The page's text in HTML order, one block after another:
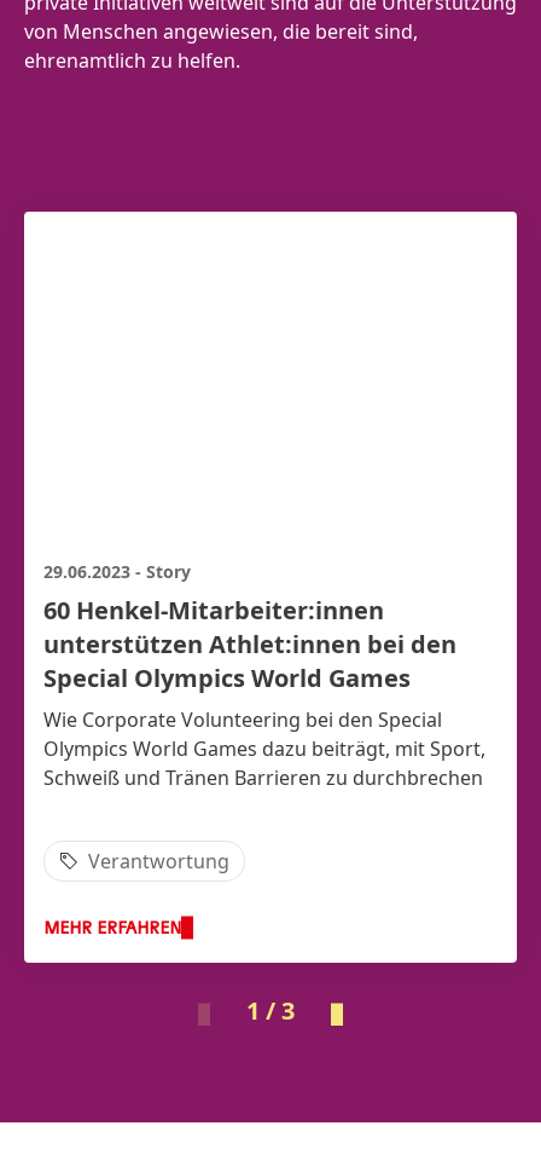
von Menschen angewiesen, die bereit sind,
ehrenamtlich zu helfen.
29.06.2023 - Story
60 Henkel-Mitarbeiter:innen
unterstützen Athlet:innen bei den
Special Olympics World Games
Wie Corporate Volunteering bei den Special
Olympics World Games dazu beiträgt, mit Sport,
Schweiß und Tränen Barrieren zu durchbrechen
Verantwortung
MEHR ERFAHREN
1 / 3